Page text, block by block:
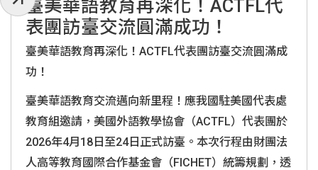
臺美華語教育再深化！ACTFL代
表團訪臺交流圓滿成功！
臺美華語教育再深化！ACTFL代表團訪臺交流圓滿成
功！
臺美華語教育交流邁向新里程！應我國駐美國代表處
教育組邀請，美國外語教學協會（ACTFL）代表團於
2026年4月18日至24日正式訪臺。本次行程由財團法
人高等教育國際合作基金會（FICHET）統籌規劃，透
收起常用服務